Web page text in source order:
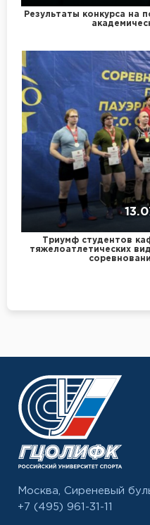
Результаты конкурса на
Триумф студентов
тяжелоатлетических
Москва, Сиреневый
+7 (495) 961-31-11